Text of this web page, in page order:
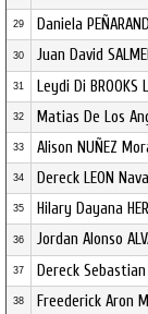
29 Daniela
30 Juan David
31 Leydi Di BROOKS
32 Matias De Los
33 Alison NUÑEZ
34 Dereck LEON
35 Hilary Dayana
36 Jordan Alonso
37 Dereck Sebastian
38 Freederick Aron